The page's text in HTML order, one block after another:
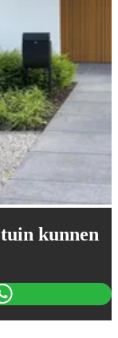
kunnen